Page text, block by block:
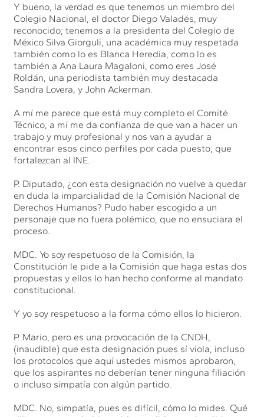
Y bueno, la verdad es que tenemos un miembro del
Colegio Nacional, el doctor Diego Valadés, muy
reconocido; tenemos a la presidenta del Colegio de
México Silva Giorguli, una académica muy respetada
también como lo es Blanca Heredia, como lo es
también a Ana Laura Magaloni, como eres José
Roldán, una periodista también muy destacada
Sandra Lovera, y John Ackerman.
A mí me parece que está muy completo el Comité
Técnico, a mí me da confianza de que van a hacer un
trabajo y muy profesional y nos van a ayudar a
encontrar esos cinco perfiles por cada puesto, que
fortalezcan al INE.
P. Diputado, ¿con esta designación no vuelve a quedar
en duda la imparcialidad de la Comisión Nacional de
Derechos Humanos? Pudo haber escogido a un
personaje que no fuera polémico, que no ensuciara el
proceso.
MDC. Yo soy respetuoso de la Comisión, la
Constitución le pide a la Comisión que haga estas dos
propuestas y ellos lo han hecho conforme al mandato
constitucional.
Y yo soy respetuoso a la forma cómo ellos lo hicieron.
P. Mario, pero es una provocación de la CNDH,
(inaudible) que esta designación pues sí viola, incluso
los protocolos que aquí ustedes mismos aprobaron,
que los aspirantes no deberían tener ninguna filiación
o incluso simpatía con algún partido.
MDC. No, simpatía, pues es difícil, cómo lo mides. Qué